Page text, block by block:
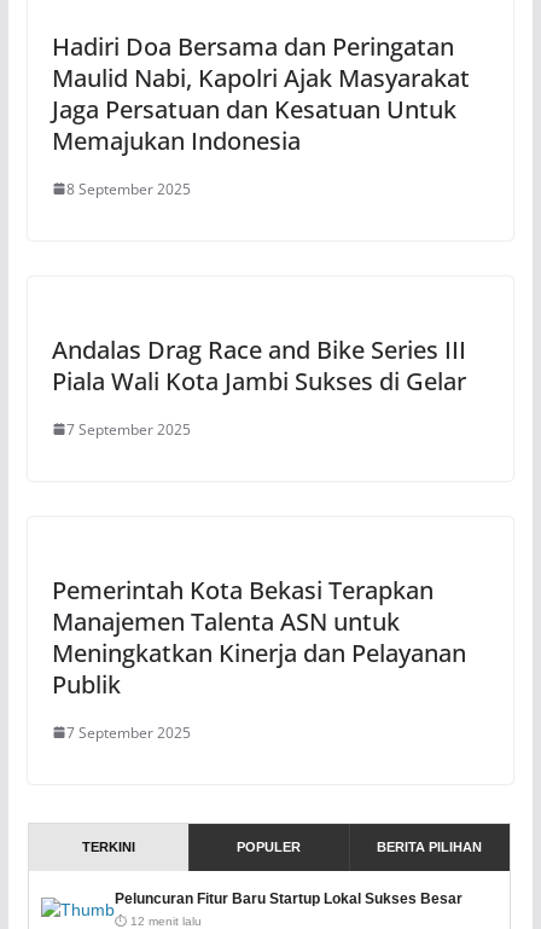
Hadiri Doa Bersama dan Peringatan
Maulid Nabi, Kapolri Ajak Masyarakat
Jaga Persatuan dan Kesatuan Untuk
Memajukan Indonesia
8 September 2025
Andalas Drag Race and Bike Series III
Piala Wali Kota Jambi Sukses di Gelar
7 September 2025
Pemerintah Kota Bekasi Terapkan
Manajemen Talenta ASN untuk
Meningkatkan Kinerja dan Pelayanan
Publik
7 September 2025
TERKINI POPULER BERITA PILIHAN
Peluncuran Fitur Baru Startup Lokal Sukses Besar
⏱️ 12 menit lalu